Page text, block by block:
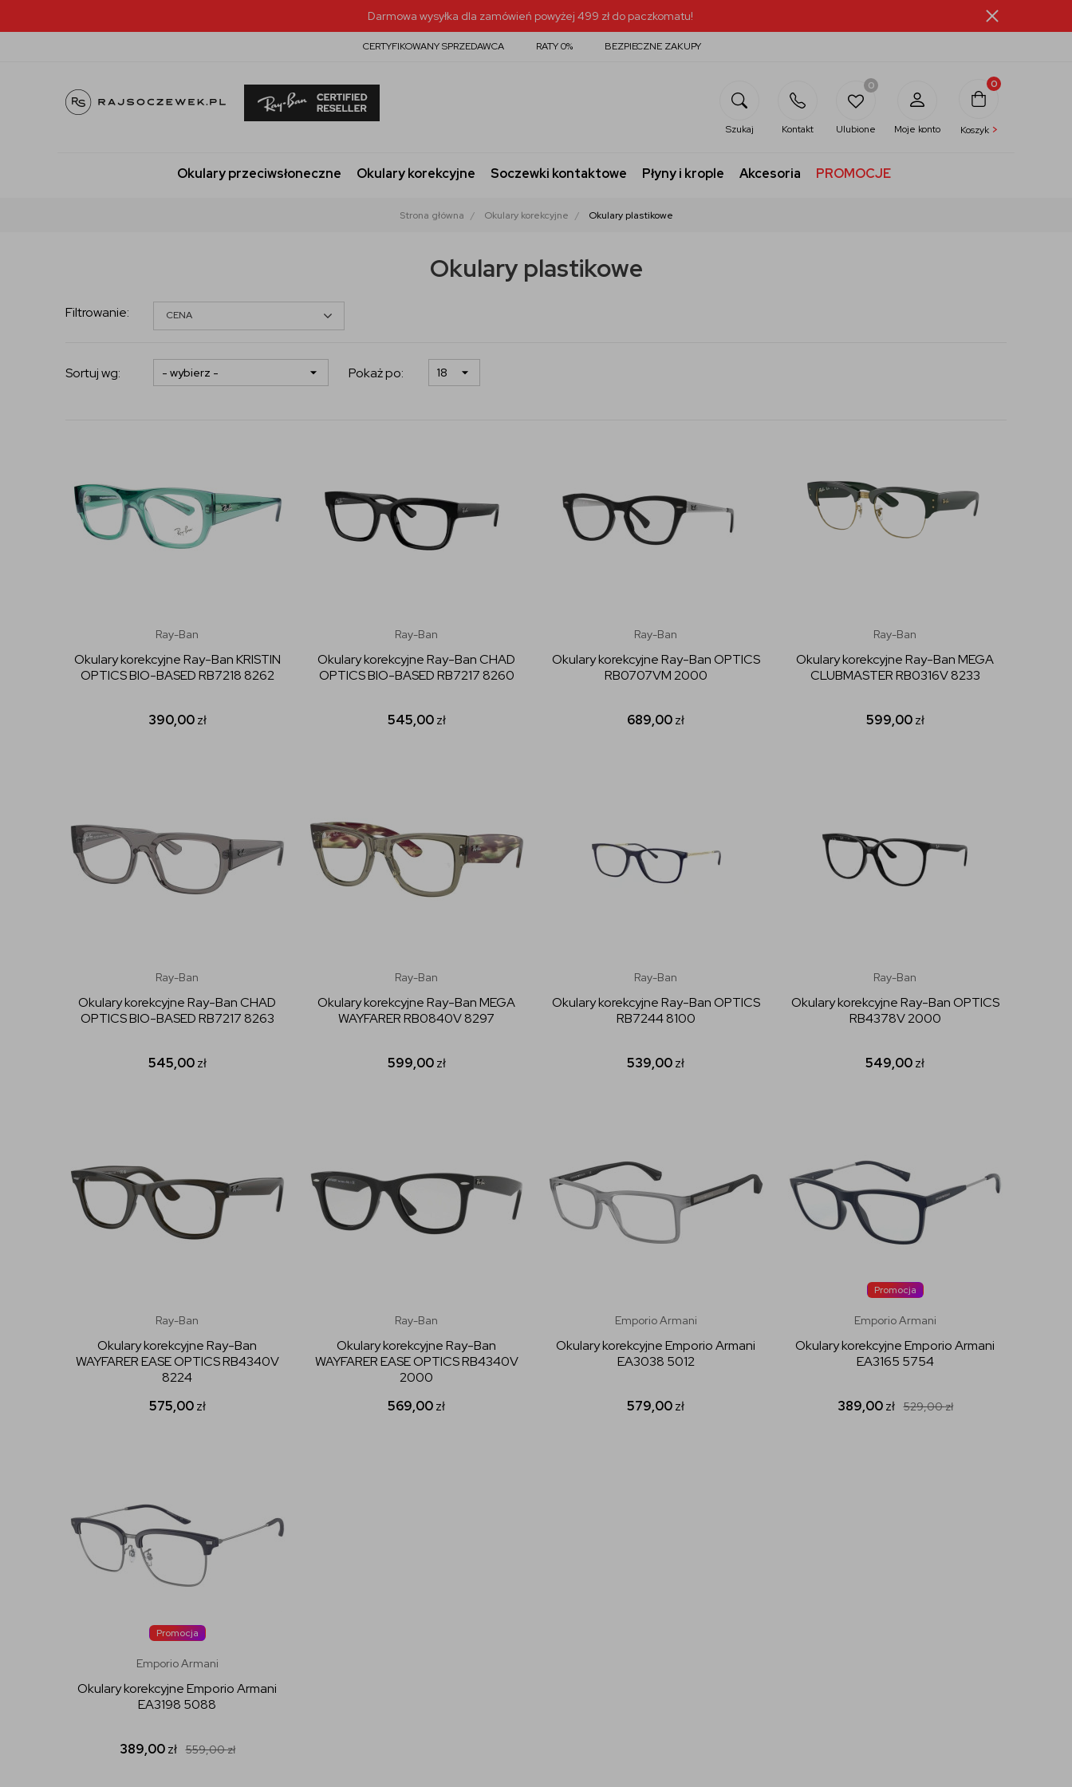
Darmowa wysyłka dla zamówień powyżej 499 zł do paczkomatu!
CERTYFIKOWANY SPRZEDAWCA RATY 0% BEZPIECZNE ZAKUPY
Szukaj Kontakt
0
Ulubione Moje konto
0
Koszyk >
Okulary przeciwsłoneczne Okulary korekcyjne Soczewki kontaktowe Płyny i krople Akcesoria PROMOCJE
Strona główna Okulary korekcyjne Okulary plastikowe
Okulary plastikowe
Filtrowanie: CENA
Sortuj wg: Pokaż po:
Ray-Ban
Okulary korekcyjne Ray-Ban KRISTIN
OPTICS BIO-BASED RB7218 8262
390,00zł
Ray-Ban
Okulary korekcyjne Ray-Ban CHAD
OPTICS BIO-BASED RB7217 8260
545,00zł
Ray-Ban
Okulary korekcyjne Ray-Ban OPTICS
RB0707VM 2000
689,00zł
Ray-Ban
Okulary korekcyjne Ray-Ban MEGA
CLUBMASTER RB0316V 8233
599,00zł
Ray-Ban
Okulary korekcyjne Ray-Ban CHAD
OPTICS BIO-BASED RB7217 8263
545,00zł
Ray-Ban
Okulary korekcyjne Ray-Ban MEGA
WAYFARER RB0840V 8297
599,00zł
Ray-Ban
Okulary korekcyjne Ray-Ban OPTICS
RB7244 8100
539,00zł
Ray-Ban
Okulary korekcyjne Ray-Ban OPTICS
RB4378V 2000
549,00zł
Ray-Ban
Okulary korekcyjne Ray-Ban
WAYFARER EASE OPTICS RB4340V
8224
575,00zł
Ray-Ban
Okulary korekcyjne Ray-Ban
WAYFARER EASE OPTICS RB4340V
2000
569,00zł
Emporio Armani
Okulary korekcyjne Emporio Armani
EA3038 5012
579,00zł
Promocja
Emporio Armani
Okulary korekcyjne Emporio Armani
EA3165 5754
389,00zł 529,00zł
Promocja
Emporio Armani
Okulary korekcyjne Emporio Armani
EA3198 5088
389,00zł 559,00zł